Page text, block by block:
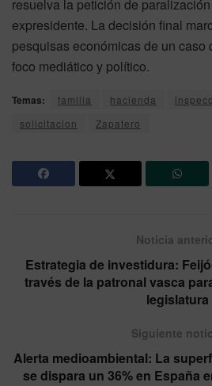
resuelva la petición de
expresidente. La decisión final
pesquisas económicas de un caso
foco mediático y político.
Temas: familia hacienda
solicitacion
Zapatero
Noticia
Estrategia de investidura:
través de la patronal vasca
legislatura
Siguiente
Alerta medioambiental: La
se dispara un 36% en España